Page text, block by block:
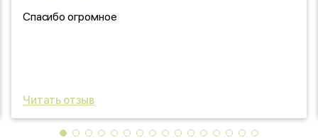
Спасибо огромное
Читать отзыв